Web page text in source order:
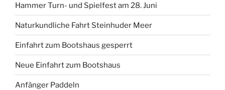
Hammer Turn- und Spielfest am 28. Juni
Naturkundliche Fahrt Steinhuder Meer
Einfahrt zum Bootshaus gesperrt
Neue Einfahrt zum Bootshaus
Anfänger Paddeln